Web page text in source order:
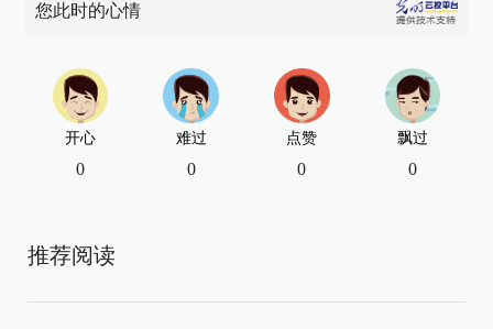
您此时的心情
开心
0
难过
0
点赞
0
飘过
0
推荐阅读